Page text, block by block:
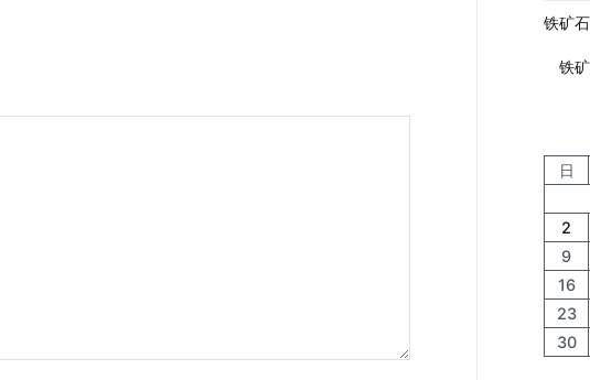
铁矿石
铁
日
2
9
16
23
30